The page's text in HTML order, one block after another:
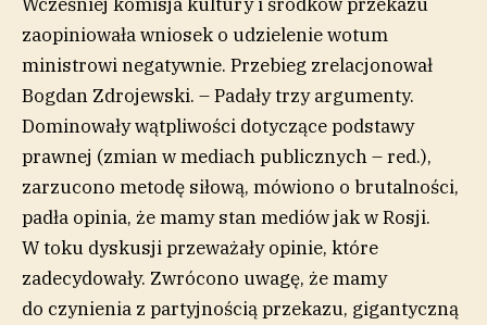
zaopiniowała wniosek o udzielenie wotum
ministrowi negatywnie. Przebieg zrelacjonował
Bogdan Zdrojewski. – Padały trzy argumenty.
Dominowały wątpliwości dotyczące podstawy
prawnej (zmian w mediach publicznych – red.),
zarzucono metodę siłową, mówiono o brutalności,
padła opinia, że mamy stan mediów jak w Rosji.
W toku dyskusji przeważały opinie, które
zadecydowały. Zwrócono uwagę, że mamy
do czynienia z partyjnością przekazu, gigantyczną